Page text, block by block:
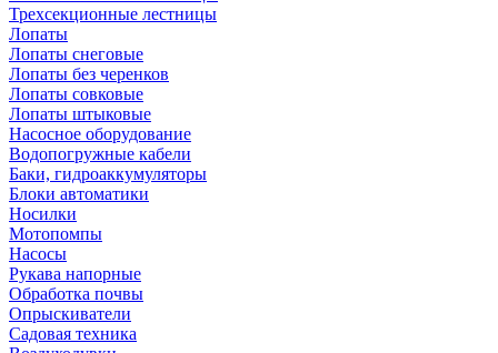
Трехсекционные лестницы
Лопаты
Лопаты снеговые
Лопаты без черенков
Лопаты совковые
Лопаты штыковые
Насосное оборудование
Водопогружные кабели
Баки, гидроаккумуляторы
Блоки автоматики
Носилки
Мотопомпы
Насосы
Рукава напорные
Обработка почвы
Опрыскиватели
Садовая техника